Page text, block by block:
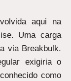
aqui na
Uma carga
via Breakbulk.
exigiria o
como